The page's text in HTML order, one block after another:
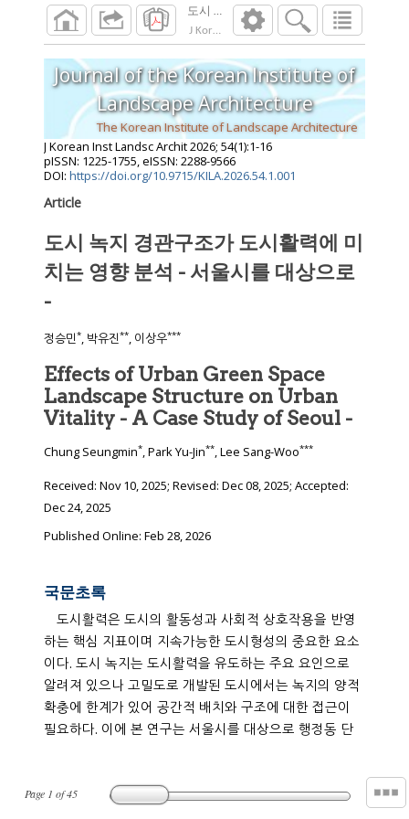
도시 녹지 경관구조가 도시활력에 미치는
J Korean Inst Landsc Archit 2026; 54
Page 1 of45
Journal of the Korean Institute of
Landscape Architecture
The Korean Institute of Landscape Architecture
J Korean Inst Landsc Archit2026; 54(1):1-16
pISSN: 1225-1755, eISSN: 2288-9566
DOI: https://doi.org/10.9715/KILA.2026.54.1.001
Article
도시 녹지 경관구조가 도시활력에 미
치는 영향 분석 - 서울시를 대상으로
-
정승민*, 박유진**, 이상우***
Effects of Urban Green Space
Landscape Structure on Urban
Vitality - A Case Study of Seoul -
Chung Seungmin*, Park Yu-Jin**, Lee Sang-Woo***
Received: Nov 10, 2025; Revised: Dec 08, 2025; Accepted:
Dec 24, 2025
Published Online: Feb 28, 2026
국문초록
도시활력은 도시의 활동성과 사회적 상호작용을 반영
하는 핵심 지표이며 지속가능한 도시형성의 중요한 요소
이다. 도시 녹지는 도시활력을 유도하는 주요 요인으로
알려져 있으나 고밀도로 개발된 도시에서는 녹지의 양적
확충에 한계가 있어 공간적 배치와 구조에 대한 접근이
필요하다. 이에 본 연구는 서울시를 대상으로 행정동 단